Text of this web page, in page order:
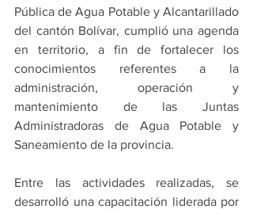
Pública de Agua Potable y Alcantarillado
del cantón Bolívar, cumplió una agenda
en territorio, a fin de fortalecer los
conocimientos referentes a la
administración, operación y
mantenimiento de las Juntas
Administradoras de Agua Potable y
Saneamiento de la provincia.
Entre las actividades realizadas, se
desarrolló una capacitación liderada por